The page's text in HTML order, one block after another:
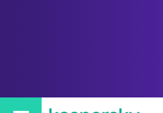
Quem